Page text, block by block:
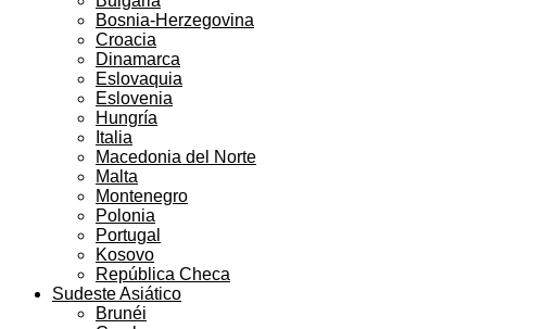
Bosnia-Herzegovina
Croacia
Dinamarca
Eslovaquia
Eslovenia
Hungría
Italia
Macedonia del Norte
Malta
Montenegro
Polonia
Portugal
Kosovo
República Checa
Sudeste Asiático
Brunéi